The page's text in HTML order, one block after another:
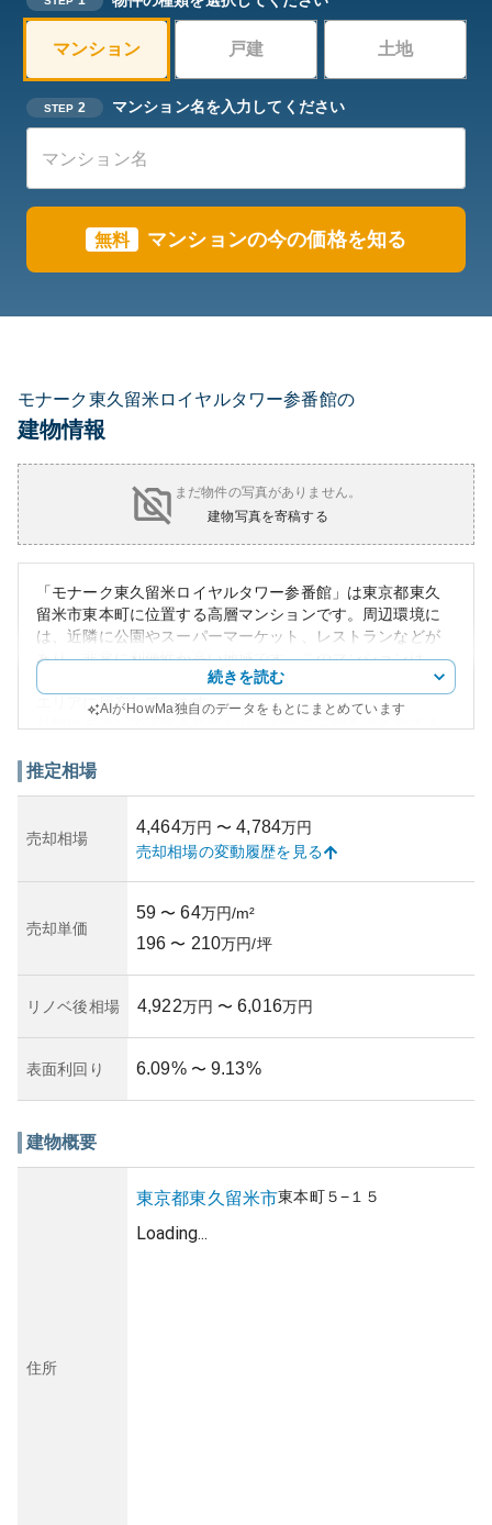
マンション 戸建 土地
STEP 2 マンション名を入力してください
無料 マンションの今の価格を知る
モナーク東久留米ロイヤルタワー参番館の
建物情報
まだ物件の写真がありません。
建物写真を寄稿する
「モナーク東久留米ロイヤルタワー参番館」は東京都東久
留米市東本町に位置する高層マンションです。周辺環境に
は、近隣に公園やスーパーマーケット、レストランなどが
あり、非常に利便性が高い地域です。このマンションは、
住み心地の良さと都市の利便性を兼ね備えており、人気の
エリアに所在しています。
層階からの眺望が良好です。
賃貸需要も見込まれるため、投資物件としても注目される
所有リスクとしては、周辺インフラの変化や、将来の自然
きな問題は報告されていません。築年数や管理状況など具
体的な情報が得られませんでしたが、そのような都市型マ
続きを読む
AIがHowMa独自のデータをもとにまとめています
推定相場
売却相場
4,464万円 〜 4,784万円
売却相場の変動履歴を見る
売却単価
59 〜 64万円/m²
196 〜 210万円/坪
リノベ後相場 4,922万円 〜 6,016万円
表面利回り 6.09% 〜 9.13%
建物概要
住所
東京都東久留米市東本町５−１５
Loading...